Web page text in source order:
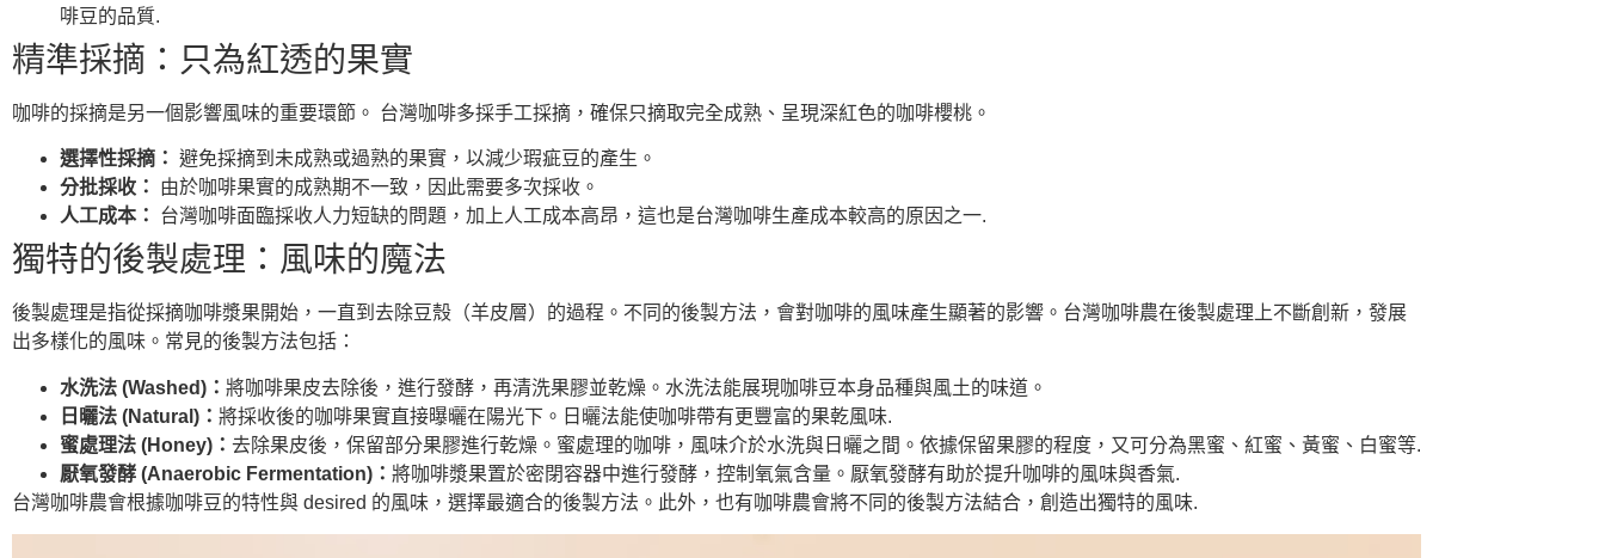
啡豆的品質.
精準採摘：只為紅透的果實
咖啡的採摘是另一個影響風味的重要環節。 台灣咖啡多採手工採摘，確保只摘取完全成熟、呈現深紅色的咖啡櫻桃。
選擇性採摘： 避免採摘到未成熟或過熟的果實，以減少瑕疵豆的產生。
分批採收：
由於咖啡果實的成熟期不一致，因此需要多次採收。
人工成本：
台灣咖啡面臨採收人力短缺的問題，加上人工成本高昂，這也是台灣咖啡生產成本較高的原因之一.
獨特的後製處理：風味的魔法
後製處理是指從採摘咖啡漿果開始，一直到去除豆殼（羊皮層）的過程。不同的後製方法，會對咖啡的風味產生顯著的影響。台灣咖啡農在後製處理上不斷創新，發展
出多樣化的風味。常見的後製方法包括：
水洗法 (Washed)： 將咖啡果皮去除後，進行發酵，再清洗果膠並乾燥。水洗法能展現咖啡豆本身品種與風土的味道。
日曬法 (Natural)： 將採收後的咖啡果實直接曝曬在陽光下。日曬法能使咖啡帶有更豐富的果乾風味.
蜜處理法 (Honey)： 去除果皮後，保留部分果膠進行乾燥。蜜處理的咖啡，風味介於水洗與日曬之間。依據保留果膠的程度，又可分為黑蜜、紅蜜、黃蜜、白蜜等.
厭氧發酵 (Anaerobic Fermentation)： 將咖啡漿果置於密閉容器中進行發酵，控制氧氣含量。厭氧發酵有助於提升咖啡的風味與香氣.
台灣咖啡農會根據咖啡豆的特性與 desired 的風味，選擇最適合的後製方法。此外，也有咖啡農會將不同的後製方法結合，創造出獨特的風味.